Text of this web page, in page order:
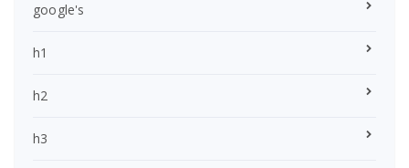
google's
h1
h2
h3